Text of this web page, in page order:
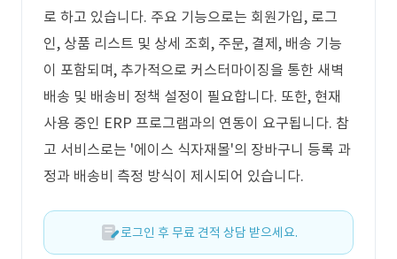
로 하고 있습니다. 주요 기능으로는 회원가입, 로그
인, 상품 리스트 및 상세 조회, 주문, 결제, 배송 기능
이 포함되며, 추가적으로 커스터마이징을 통한 새벽
배송 및 배송비 정책 설정이 필요합니다. 또한, 현재
사용 중인 ERP 프로그램과의 연동이 요구됩니다. 참
고 서비스로는 '에이스 식자재몰'의 장바구니 등록 과
정과 배송비 측정 방식이 제시되어 있습니다.
로그인 후 무료 견적 상담 받으세요.